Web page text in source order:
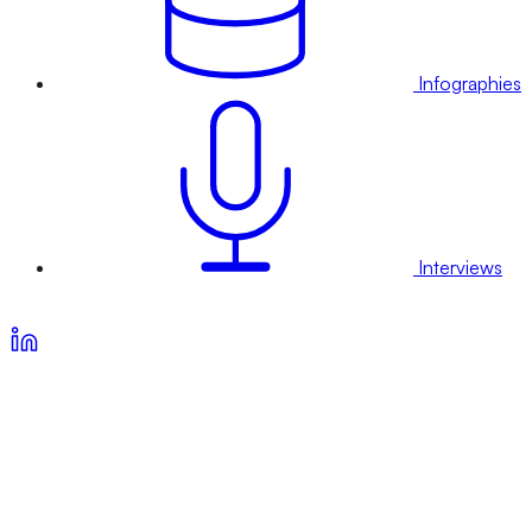
Infographies
Interviews